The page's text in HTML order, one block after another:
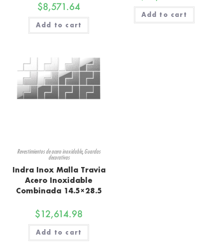
$8,571.64
Add to cart
Add to cart
Revestimientos de acero inoxidable, Guardas
decorativas
Indra Inox Malla Travia
Acero Inoxidable
Combinada 14.5×28.5
$12,614.98
Add to cart